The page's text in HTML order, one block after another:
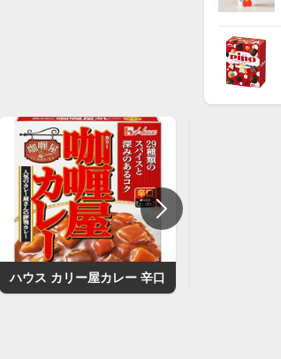
ハウス カリー屋カレー 辛口